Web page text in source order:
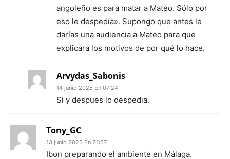
angoleño es para matar a Mateo. Sólo por
eso le despedía». Supongo que antes le
darías una audiencia a Mateo para que
explicara los motivos de por qué lo hace.
Arvydas_Sabonis
14 junio 2025 En 07:24
Si y despues lo despedia.
Tony_GC
13 junio 2025 En 21:57
Ibon preparando el ambiente en Málaga.